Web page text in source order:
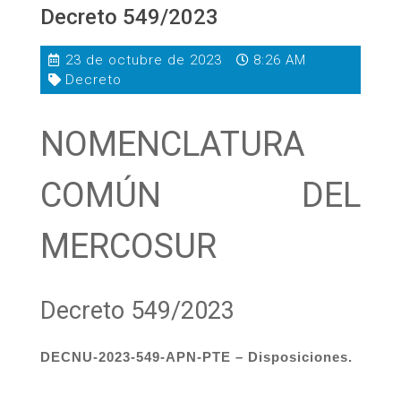
Decreto 549/2023
23 de octubre de 2023
8:26 AM
Decreto
NOMENCLATURA
COMÚN DEL
MERCOSUR
Decreto 549/2023
DECNU-2023-549-APN-PTE – Disposiciones.